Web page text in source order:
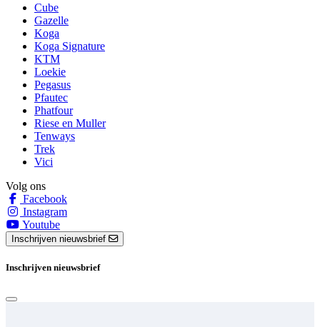
Cube
Gazelle
Koga
Koga Signature
KTM
Loekie
Pegasus
Pfautec
Phatfour
Riese en Muller
Tenways
Trek
Vici
Volg ons
Facebook
Instagram
Youtube
Inschrijven nieuwsbrief
Inschrijven nieuwsbrief